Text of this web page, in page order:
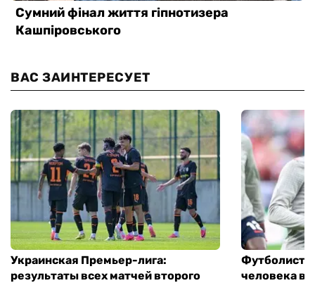
ВАС ЗАИНТЕРЕСУЕТ
Украинская Премьер-лига:
результаты всех матчей второго
Футболист
человека в